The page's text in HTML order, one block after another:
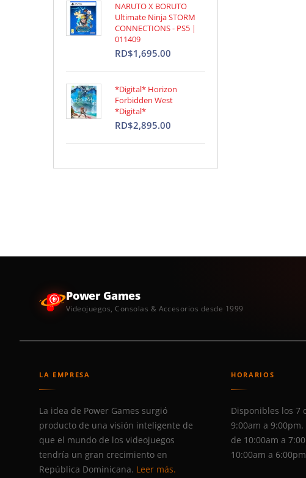
NARUTO X BORUTO
Ultimate Ninja STORM
CONNECTIONS - PS5 |
011409
RD$1,695.00
*Digital* Horizon
Forbidden West
*Digital*
RD$2,895.00
Power Games
Videojuegos, Consolas & Accesorios desde 1999
LA EMPRESA
La idea de Power Games surgió
producto de una visión inteligente de
que el mundo de los videojuegos
tendría un gran crecimiento en
República Dominicana. Leer más.
HORARIOS
Disponibles los 7
9:00am a
de 10:00am a
10:00am a